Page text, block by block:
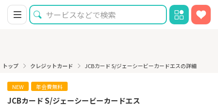
トップ クレジットカード JCBカード S/ジェーシービーカードエスの詳細
NEW 年会費無料
JCBカード S/ジェーシービーカードエス